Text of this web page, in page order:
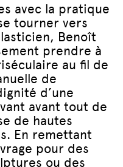
avec la pratique
tourner vers
Benoît
prendre à
au fil de
de
d’une
avant tout de
de hautes
En remettant
pour des
ou des